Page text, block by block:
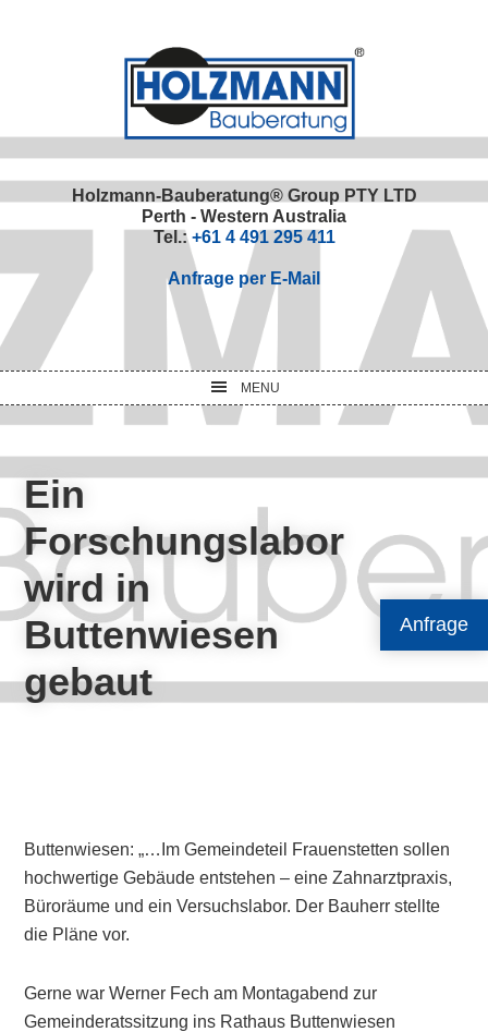
Anfrage
Holzmann-Bauberatung® Group PTY LTD
Perth - Western Australia
Tel.:+61 4 491 295 411
Anfrage per E-Mail
MENU
Ein
Forschungslabor
wird in
Buttenwiesen
gebaut
Buttenwiesen: „…Im Gemeindeteil Frauenstetten sollen
hochwertige Gebäude entstehen – eine Zahnarztpraxis,
Büroräume und ein Versuchslabor. Der Bauherr stellte
die Pläne vor.
Gerne war Werner Fech am Montagabend zur
Gemeinderatssitzung ins Rathaus Buttenwiesen